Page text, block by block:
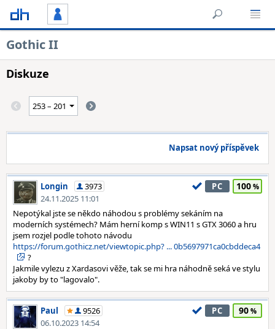
Gothic II
Diskuze
Napsat nový příspěvek
Longin
3973
24.11.2025 11:01
PC 100
Nepotýkal jste se někdo náhodou s problémy sekáním na
moderních systémech? Mám herní komp s WIN11 s GTX 3060 a hru
jsem rozjel podle tohoto návodu
https://forum.gothicz.net/viewtopic.php? ... 0b5697971ca0cbddeca4
?
Jakmile vylezu z Xardasovi věže, tak se mi hra náhodně seká ve stylu
jakoby by to "lagovalo".
Paul
9526
06.10.2023 14:54
PC 90